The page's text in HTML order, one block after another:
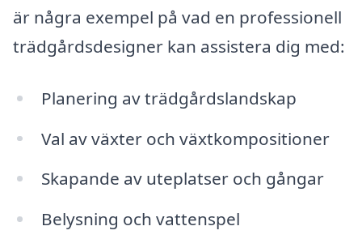
är några exempel på vad en professionell
trädgårdsdesigner kan assistera dig med:
Planering av trädgårdslandskap
Val av växter och växtkompositioner
Skapande av uteplatser och gångar
Belysning och vattenspel